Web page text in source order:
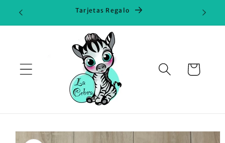
directamente
al contenido
Tarjetas Regalo
Carrito
directamente